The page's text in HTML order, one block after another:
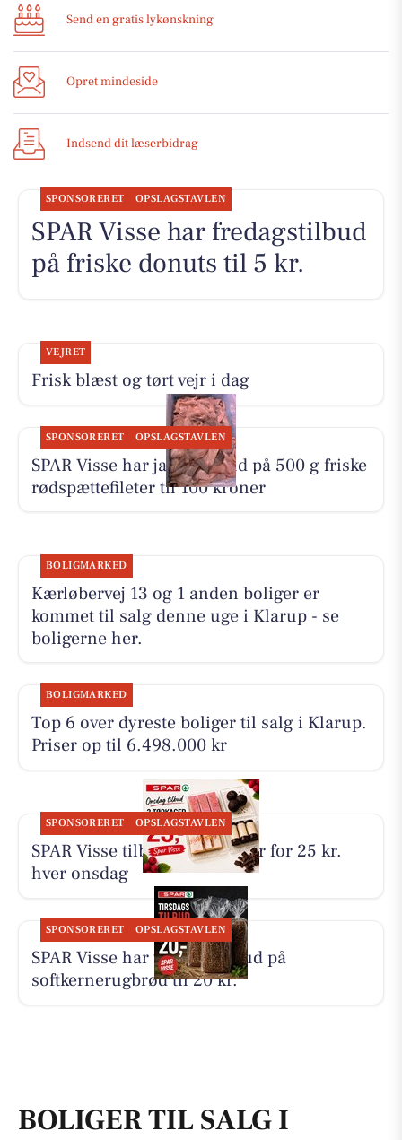
Send en gratis lykønskning
Opret mindeside
Indsend dit læserbidrag
SPONSORERET OPSLAGSTAVLEN
SPAR Visse har fredagstilbud
på friske donuts til 5 kr.
VEJRET
Frisk blæst og tørt vejr i dag
SPONSORERET OPSLAGSTAVLEN
SPAR Visse har ja tak-tilbud på 500 g friske
rødspættefileter til 100 kroner
BOLIGMARKED
Kærløbervej 13 og 1 anden boliger er
kommet til salg denne uge i Klarup - se
boligerne her.
BOLIGMARKED
Top 6 over dyreste boliger til salg i Klarup.
Priser op til 6.498.000 kr
SPONSORERET OPSLAGSTAVLEN
SPAR Visse tilbyder 3 tørkager for 25 kr.
hver onsdag
SPONSORERET OPSLAGSTAVLEN
SPAR Visse har tirsdagstilbud på
softkernerugbrød til 20 kr.
BOLIGER TIL SALG I